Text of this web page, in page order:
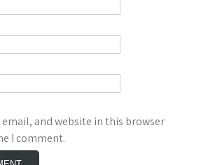
email, and website in this browser
I comment.